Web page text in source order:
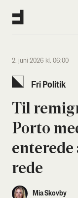
2. juni 2026 kl. 06:00
Fri Poli­tik
Til
Por­to
re­de
Mia Skovby